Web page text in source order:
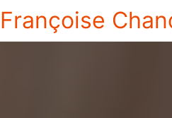
Françoise